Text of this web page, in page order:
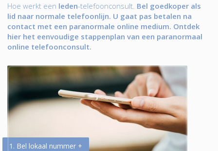
Hoe werkt een leden-telefoonconsult. Bel goedkoper als
lid naar normale telefoonlijn. U gaat pas betalen na
contact met een paranormale online medium. Ontdek
hier het eenvoudige stappenplan van een paranormaal
online telefoonconsult.
1. Bel lokaal nummer +